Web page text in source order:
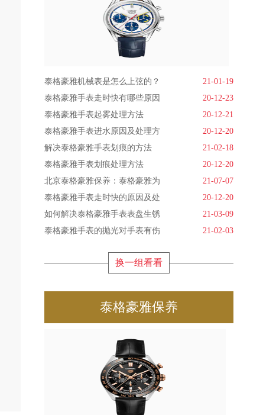
泰格豪雅机械表是怎么上弦的？
21-01-19
泰格豪雅手表走时快有哪些原因
20-12-23
泰格豪雅手表起雾处理方法
20-12-21
泰格豪雅手表进水原因及处理方
20-12-20
解决泰格豪雅手表划痕的方法
21-02-18
泰格豪雅手表划痕处理方法
20-12-20
北京泰格豪雅保养：泰格豪雅为
21-07-07
泰格豪雅手表走时快的原因及处
20-12-20
如何解决泰格豪雅手表表盘生锈
21-03-09
泰格豪雅手表的抛光对手表有伤
21-02-03
换一组看看
泰格豪雅保养